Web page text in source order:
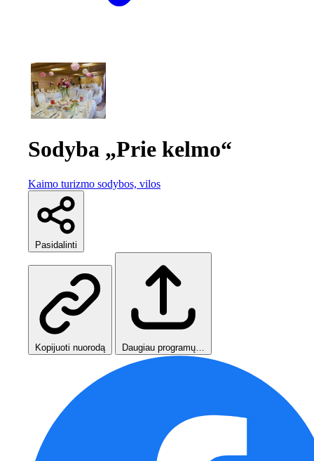
Sodyba „Prie kelmo“
Kaimo turizmo sodybos, vilos
Pasidalinti
Kopijuoti nuorodą Daugiau programų…